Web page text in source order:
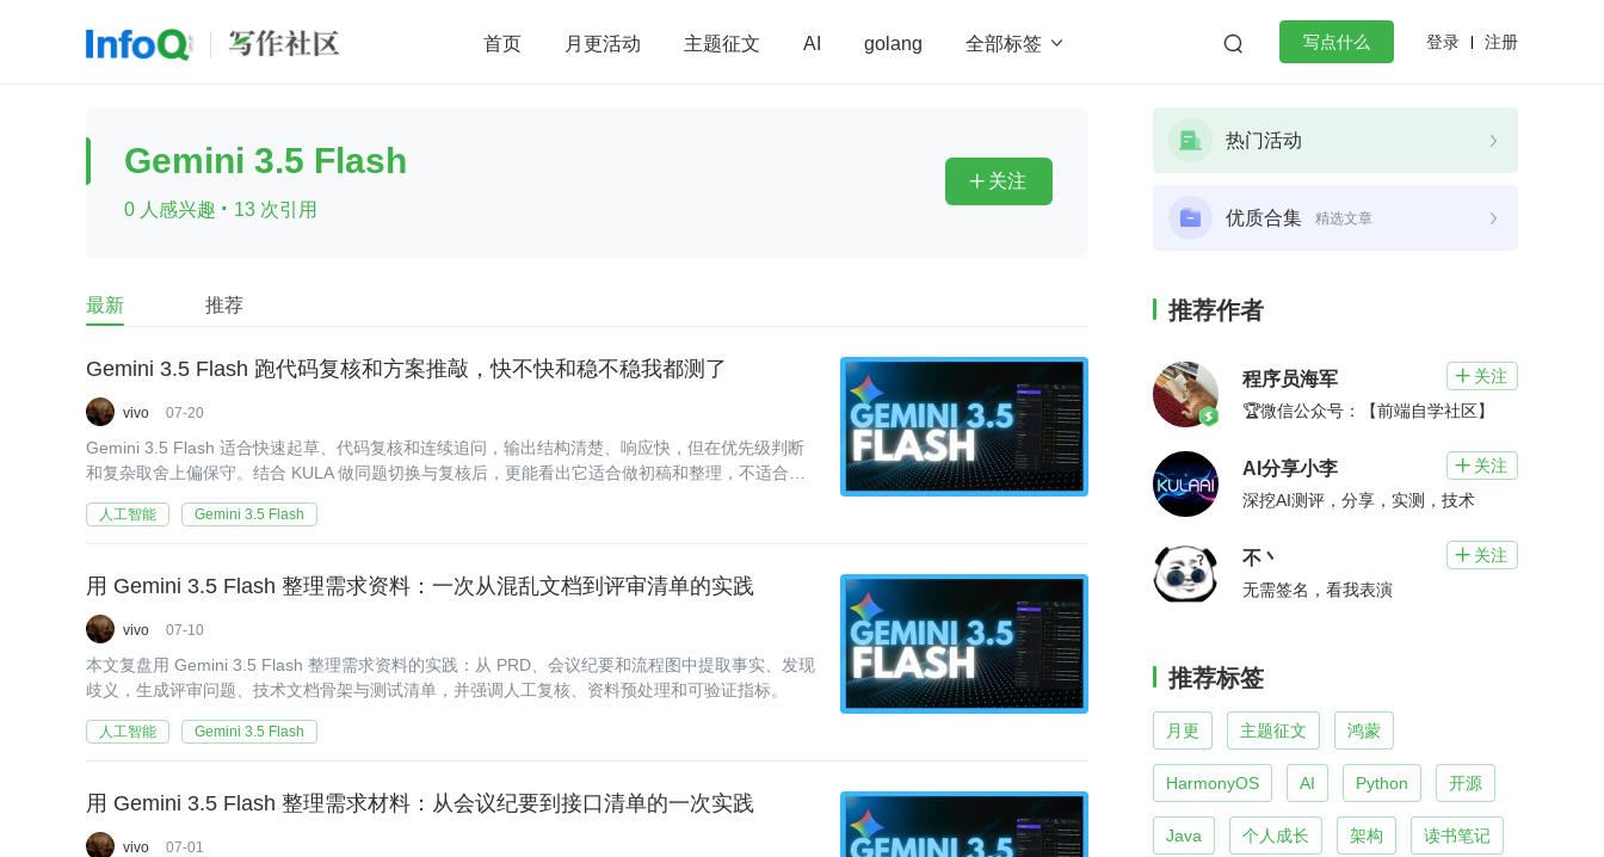
首页 月更活动 主题征文 AI golang 全部标签   写点什么 登录 注册
前端 大数据 团队管理 redis
查看更多
Gemini 3.5 Flash
0 人感兴趣 · 13 次引用
 关注
最新 推荐
Gemini 3.5 Flash 跑代码复核和方案推敲，快不快和稳不稳我都测了
vivo 07-20
Gemini 3.5 Flash 适合快速起草、代码复核和连续追问，输出结构清楚、响应快，但在优先级判断
和复杂取舍上偏保守。结合 KULA 做同题切换与复核后，更能看出它适合做初稿和整理，不适合直
人工智能 Gemini 3.5 Flash
用 Gemini 3.5 Flash 整理需求资料：一次从混乱文档到评审清单的实践
vivo 07-10
本文复盘用 Gemini 3.5 Flash 整理需求资料的实践：从 PRD、会议纪要和流程图中提取事实、发现
歧义，生成评审问题、技术文档骨架与测试清单，并强调人工复核、资料预处理和可验证指标。
人工智能 Gemini 3.5 Flash
用 Gemini 3.5 Flash 整理需求材料：从会议纪要到接口清单的一次实践
vivo 07-01
热门活动
优质合集 精选文章
推荐作者
程序员海军  关注
🏆微信公众号：【前端自学社区】
AI分享小李  关注
深挖AI测评，分享，实测，技术
不丶  关注
无需签名，看我表演
推荐标签
月更 主题征文 鸿蒙
HarmonyOS AI Python 开源
Java 个人成长 架构 读书笔记